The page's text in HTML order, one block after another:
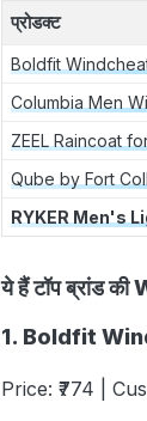
प्रोडक्‍ट
Boldfit
Columbia Men
ZEEL Raincoat
Qube by Fort
RYKER Men's
ये हैं टॉप ब्रांड
1. Boldfit
Price: ₹774 |